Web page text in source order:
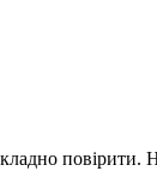
повірити.